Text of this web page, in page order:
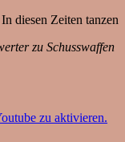
diesen Zeiten tanzen
zu Schusswaffen
zu aktivieren.